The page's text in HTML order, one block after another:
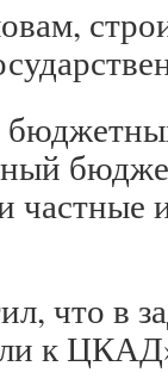
частные
что в
к